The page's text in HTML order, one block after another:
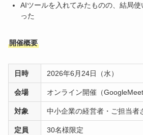
AIツールを入れてみたものの、結局
った
開催概要
日時 2026年6月24日（水）
会場 オンライン開催（GoogleMeet
対象 中小企業の経営者・ご担当者
定員 30名様限定